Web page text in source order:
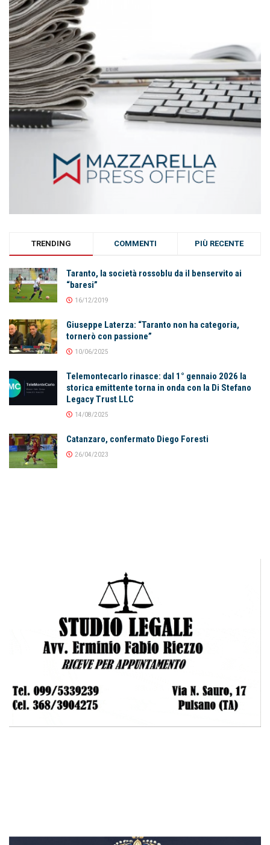
TRENDING COMMENTI PIÙ RECENTE
Taranto, la società rossoblu da il benservito ai
“baresi”
16/12/2019
Giuseppe Laterza: “Taranto non ha categoria,
tornerò con passione”
10/06/2025
Telemontecarlo rinasce: dal 1° gennaio 2026 la
storica emittente torna in onda con la Di Stefano
Legacy Trust LLC
14/08/2025
Catanzaro, confermato Diego Foresti
26/04/2023